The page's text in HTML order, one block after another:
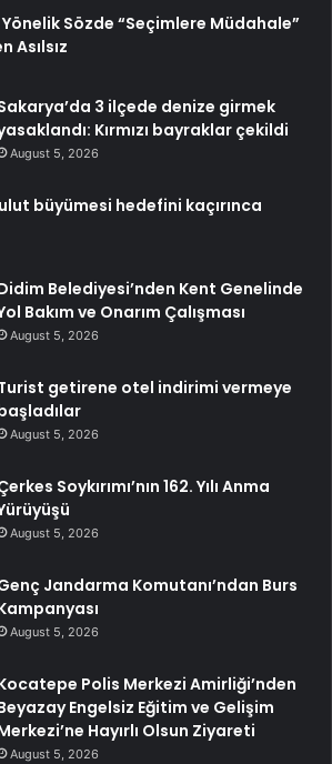
Yönelik Sözde “Seçimlere Müdahale”
Asılsız
3 ilçede denize girmek
Kırmızı bayraklar çekildi
August 5, 2026
büyümesi hedefini kaçırınca
Belediyesi’nden Kent Genelinde
Bakım ve Onarım Çalışması
August 5, 2026
getirene otel indirimi vermeye
August 5, 2026
Soykırımı’nın 162. Yılı Anma
August 5, 2026
Jandarma Komutanı’ndan Burs
August 5, 2026
Polis Merkezi Amirliği’nden
Engelsiz Eğitim ve Gelişim
Hayırlı Olsun Ziyareti
August 5, 2026